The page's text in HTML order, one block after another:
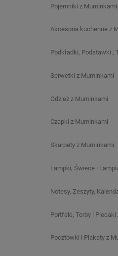
Pojemniki z Muminkami
Akcesoria kuchenne z
Podkładki, Podstawki ,
Serwetki z Muminkami
Odzież z Muminkami
Czapki z Muminkami
Skarpety z Muminkami
Lampki, Świece i
Notesy, Zeszyty,
Portfele, Torby i
Pocztówki i Plakaty z